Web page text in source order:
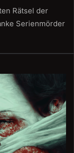
Rätsel der
Serienmörder